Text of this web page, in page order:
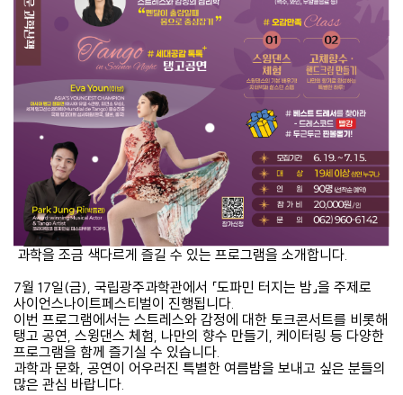
과학을 조금 색다르게 즐길 수 있는 프로그램을 소개합니다.
7월 17일(금), 국립광주과학관에서 「도파민 터지는 밤」을 주제로
사이언스나이트페스티벌이 진행됩니다.
이번 프로그램에서는 스트레스와 감정에 대한 토크콘서트를 비롯해
탱고 공연, 스윙댄스 체험, 나만의 향수 만들기, 케이터링 등 다양한
프로그램을 함께 즐기실 수 있습니다.
과학과 문화, 공연이 어우러진 특별한 여름밤을 보내고 싶은 분들의
많은 관심 바랍니다.